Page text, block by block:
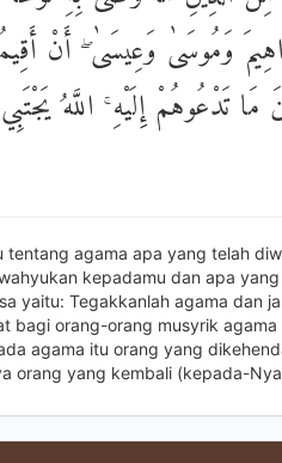
وَمُوسَىٰ وَعِيسَىٰ ۖ أَنْ
مَا تَدْعُوهُمْ إِلَيْهِ ۚ اللَّهُ
tentang agama apa yang telah
kepadamu dan apa yang
yaitu: Tegakkanlah agama dan
bagi orang-orang musyrik agama
agama itu orang yang
orang yang kembali (kepada-